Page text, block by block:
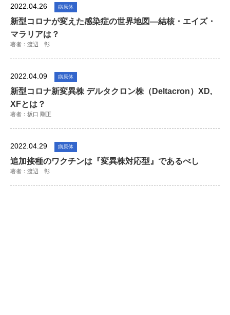
2022.04.26 病原体
新型コロナが変えた感染症の世界地図―結核・エイズ・
マラリアは？
著者：渡辺 彰
2022.04.09 病原体
新型コロナ新変異株 デルタクロン株（Deltacron）XD,
XFとは？
著者：坂口 剛正
2022.04.29 病原体
追加接種のワクチンは『変異株対応型』であるべし
著者：渡辺 彰